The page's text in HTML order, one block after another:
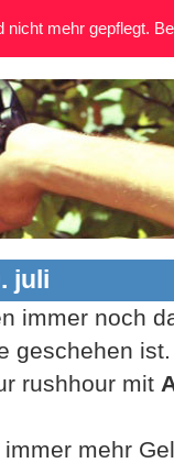
juli
immer noch
geschehen
rushhour mit
immer mehr
nicht mehr gepflegt.